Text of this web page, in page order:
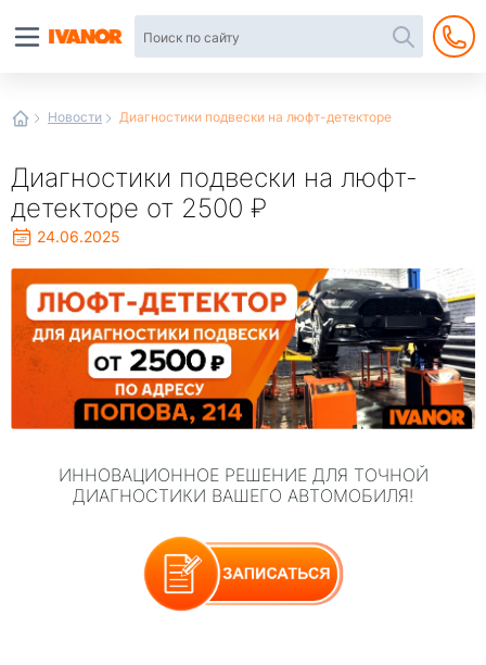
Новости Диагностики подвески на люфт-детекторе
Диагностики подвески на люфт-
детекторе от 2500 ₽
24.06.2025
ИННОВАЦИОННОЕ РЕШЕНИЕ ДЛЯ ТОЧНОЙ
ДИАГНОСТИКИ ВАШЕГО АВТОМОБИЛЯ!
интернет-